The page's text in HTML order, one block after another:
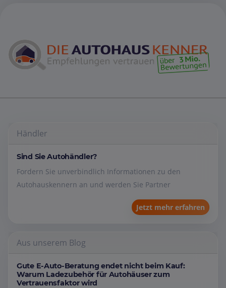
Händler
Sind Sie Autohändler?
Fordern Sie unverbindlich Informationen zu den
Autohauskennern an und werden Sie Partner
Jetzt mehr erfahren
Aus unserem Blog
Gute E-Auto-Beratung endet nicht beim Kauf:
Warum Ladezubehör für Autohäuser zum
Vertrauensfaktor wird